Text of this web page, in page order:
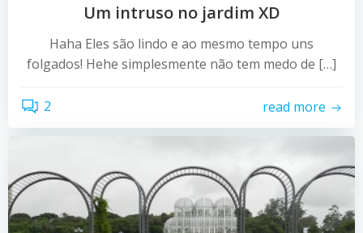
Um intruso no jardim XD
Haha Eles são lindo e ao mesmo tempo uns
folgados! Hehe simplesmente não tem medo de […]
2 read more